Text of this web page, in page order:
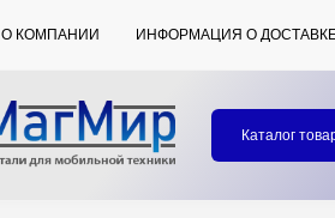
О КОМПАНИИ ИНФОРМАЦИЯ О
Каталог